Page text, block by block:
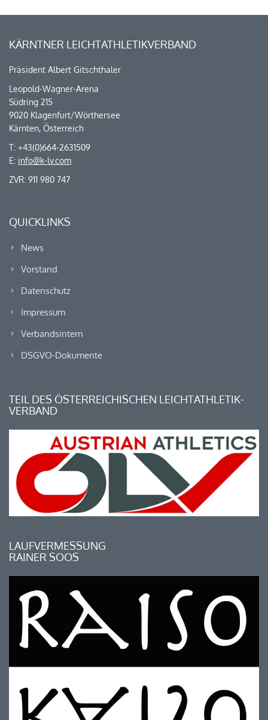
KÄRNTNER LEICHTATHLETIKVERBAND
Präsident Albert Gitschthaler
Leopold-Wagner-Arena
Südring 215
9020 Klagenfurt/Wörthersee
Kärnten, Österreich
T: +43(0)664-2631509
E: info@k-lv.com
ZVR: 911 980 747
QUICKLINKS
News
Vorstand
Datenschutz
Impressum
Verbandsintern
DSGVO-Dokumente
TEIL DES ÖSTERREICHISCHEN LEICHTATHLETIK-
VERBAND
LAUFVERMESSUNG
RAINER SOOS